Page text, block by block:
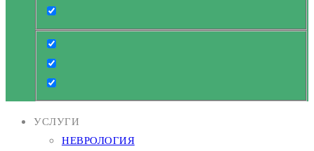
УСЛУГИ
НЕВРОЛОГИЯ